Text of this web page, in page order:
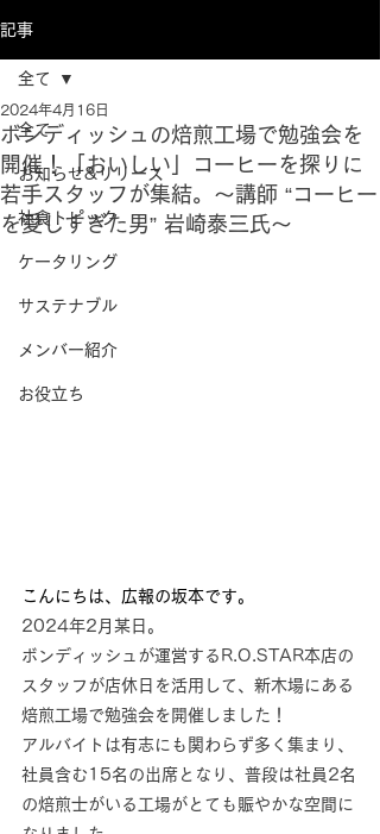
記事
全て
お知らせ&リリース
社食トピック
ケータリング
サステナブル
メンバー紹介
お役立ち
全て
ボンディッシュの焙煎工場で勉強会を
開催！「おいしい」コーヒーを探りに
若手スタッフが集結。～講師 “コーヒー
を愛しすぎた男” 岩崎泰三氏～
2024年4月16日
こんにちは、広報の坂本です。
2024年2月某日。
ボンディッシュが運営するR.O.STAR本店の
スタッフが店休日を活用して、新木場にある
焙煎工場で勉強会を開催しました！
アルバイトは有志にも関わらず多く集まり、
社員含む15名の出席となり、普段は社員2名
の焙煎士がいる工場がとても賑やかな空間に